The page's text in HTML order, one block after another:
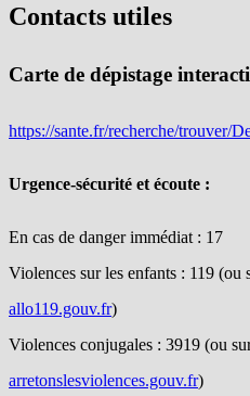
Contacts utiles
Carte de dépistage
https://sante.fr/recherche/trouver/
Urgence-sécurité et écoute :
En cas de danger immédiat : 17
Violences sur les enfants : 119 (ou
allo119.gouv.fr)
Violences conjugales : 3919 (ou
arretonslesviolences.gouv.fr)